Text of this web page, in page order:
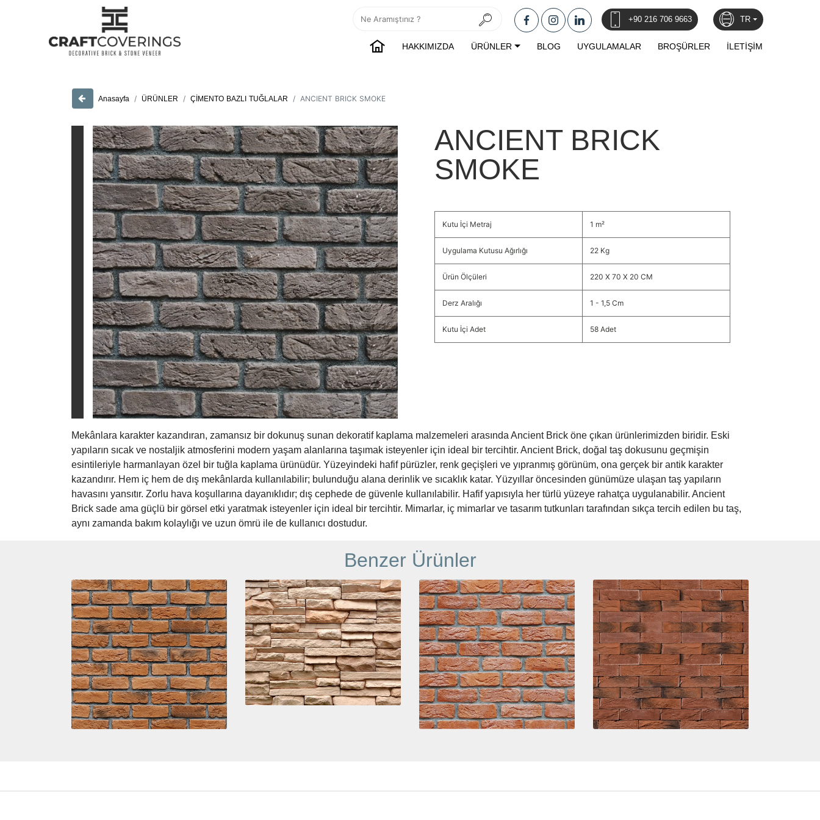
+90 216 706 9663 TR
HAKKIMIZDA ÜRÜNLER BLOG UYGULAMALAR BROŞÜRLER İLETİŞİM
Anasayfa ÜRÜNLER ÇİMENTO BAZLI TUĞLALAR ANCIENT BRICK SMOKE
ANCIENT BRICK
SMOKE
Kutu İçi Metraj 1 m²
Uygulama Kutusu Ağırlığı 22 Kg
Ürün Ölçüleri 220 X 70 X 20 CM
Derz Aralığı 1 - 1,5 Cm
Kutu İçi Adet 58 Adet
Mekânlara karakter kazandıran, zamansız bir dokunuş sunan dekoratif kaplama malzemeleri arasında Ancient Brick öne çıkan ürünlerimizden biridir. Eski
yapıların sıcak ve nostaljik atmosferini modern yaşam alanlarına taşımak isteyenler için ideal bir tercihtir. Ancient Brick, doğal taş dokusunu geçmişin
esintileriyle harmanlayan özel bir tuğla kaplama ürünüdür. Yüzeyindeki hafif pürüzler, renk geçişleri ve yıpranmış görünüm, ona gerçek bir antik karakter
kazandırır. Hem iç hem de dış mekânlarda kullanılabilir; bulunduğu alana derinlik ve sıcaklık katar. Yüzyıllar öncesinden günümüze ulaşan taş yapıların
havasını yansıtır. Zorlu hava koşullarına dayanıklıdır; dış cephede de güvenle kullanılabilir. Hafif yapısıyla her türlü yüzeye rahatça uygulanabilir. Ancient
Brick sade ama güçlü bir görsel etki yaratmak isteyenler için ideal bir tercihtir. Mimarlar, iç mimarlar ve tasarım tutkunları tarafından sıkça tercih edilen bu taş,
aynı zamanda bakım kolaylığı ve uzun ömrü ile de kullanıcı dostudur.
Benzer Ürünler